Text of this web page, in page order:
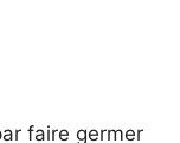
faire germer